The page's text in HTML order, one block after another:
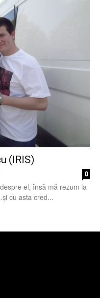
(IRIS)
0
el, însă mă rezum la
cu asta cred...